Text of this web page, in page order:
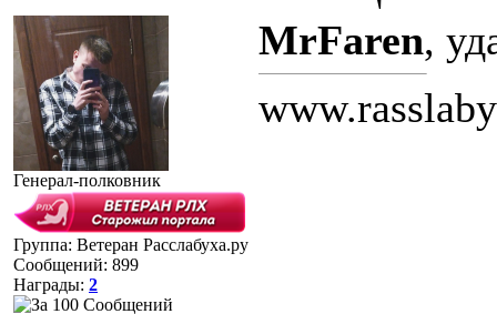
Генерал-полковник
Группа: Ветеран Расслабуха.ру
Сообщений: 899
Награды: 2
MrFaren,